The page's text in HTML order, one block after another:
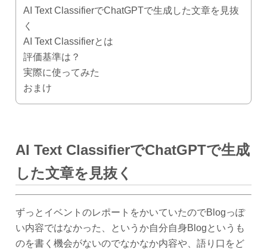
AI Text ClassifierでChatGPTで生成した文章を見抜
く
AI Text Classifierとは
評価基準は？
実際に使ってみた
おまけ
AI Text ClassifierでChatGPTで生成
した文章を見抜く
ずっとイベントのレポートをかいていたのでBlogっぽ
い内容ではなかった、というか自分自身Blogというも
のを書く機会がないのでなかなか内容や、語り口をど